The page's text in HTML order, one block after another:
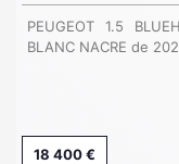
PEUGEOT 1.5
BLANC NACRE de
18 400 €